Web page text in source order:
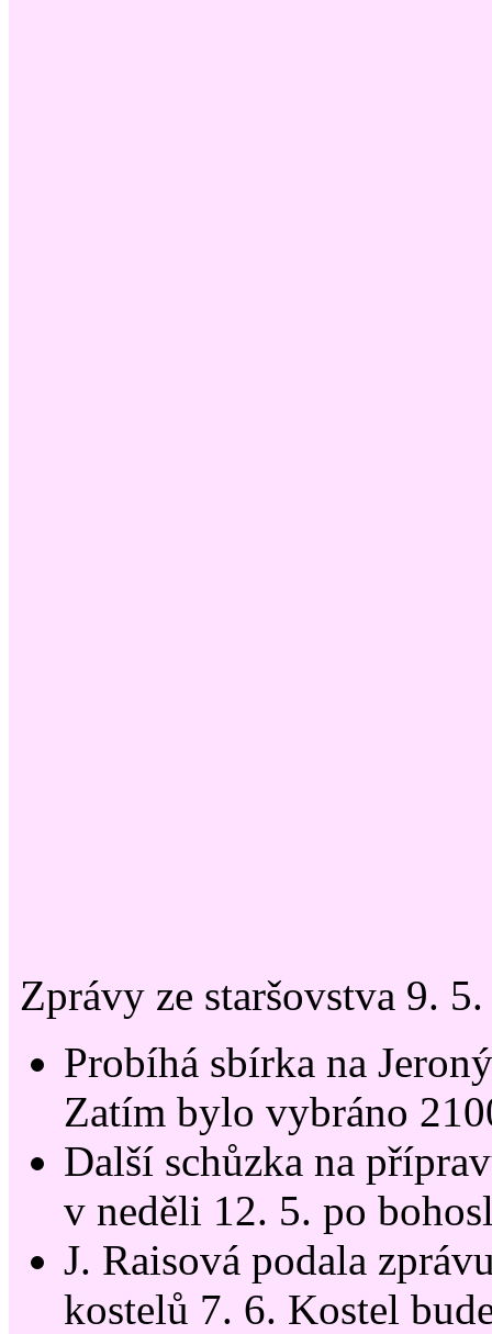
Zprávy ze staršovstva 9.
Probíhá sbírka na
Zatím bylo vybráno
Další schůzka na
v neděli 12. 5. po
J. Raisová podala
kostelů 7. 6. Kostel